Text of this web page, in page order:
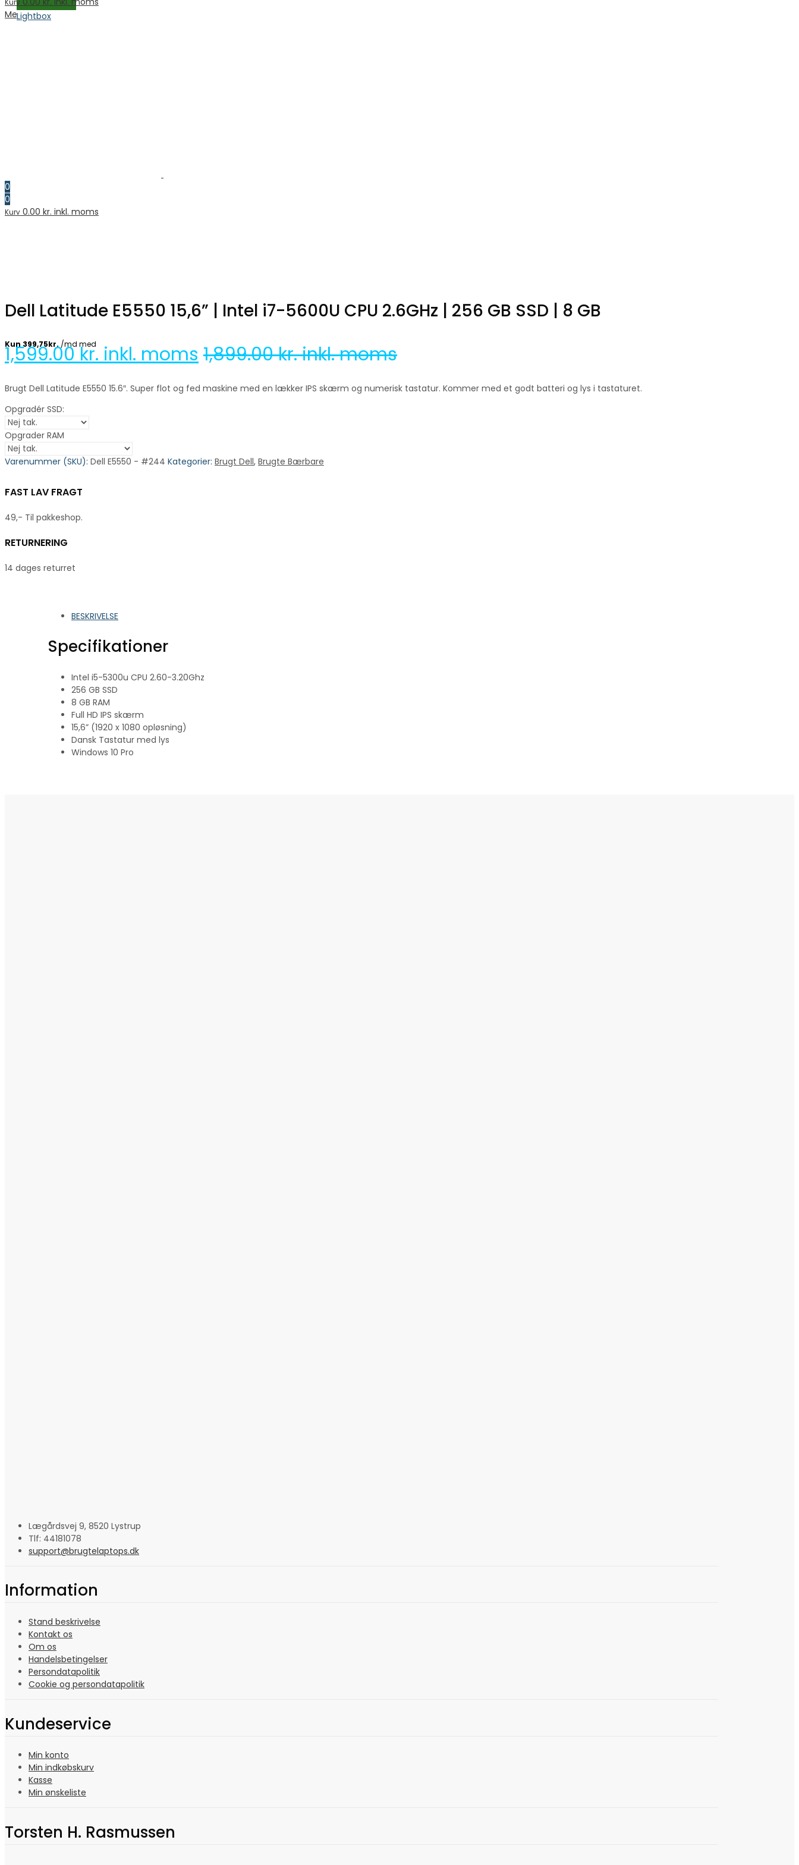
Kurv
Menu
0
0
Kurv 0.00 kr. inkl. moms
Lightbox
Dell Latitude E5550 15,6” | Intel i7-5600U CPU 2.6GHz | 256 GB SSD | 8 GB
1,599.00kr. inkl. moms 1,899.00kr. inkl. moms
Brugt Dell Latitude E5550 15.6″. Super flot og fed maskine med en lækker IPS skærm og numerisk tastatur. Kommer med et godt batteri og lys i tastaturet.
Opgradér SSD:
Opgrader RAM
Varenummer (SKU): Dell E5550 - #244 Kategorier: Brugt Dell, Brugte Bærbare
FAST LAV FRAGT
49,- Til pakkeshop.
RETURNERING
14 dages returret
BESKRIVELSE
Specifikationer
Intel i5-5300u CPU 2.60-3.20Ghz
256 GB SSD
8 GB RAM
Full HD IPS skærm
15,6” (1920 x 1080 opløsning)
Dansk Tastatur med lys
Windows 10 Pro
Lægårdsvej 9, 8520 Lystrup
Tlf: 44181078
support@brugtelaptops.dk
Information
Stand beskrivelse
Kontakt os
Om os
Handelsbetingelser
Persondatapolitik
Cookie og persondatapolitik
Kundeservice
Min konto
Min indkøbskurv
Kasse
Min ønskeliste
Torsten H. Rasmussen